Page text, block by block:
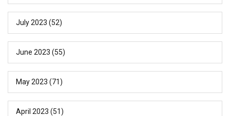
July 2023 (52)
June 2023 (55)
May 2023 (71)
April 2023 (51)